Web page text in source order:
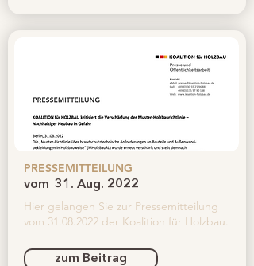
PRESSEMITTEILUNG
vom 31. Aug. 2022
Hier gelangen Sie zur Pressemitteilung
vom 31.08.2022 der Koalition für Holzbau.
zum Beitrag